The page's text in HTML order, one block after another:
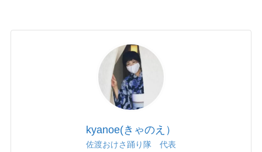
kyanoe(きゃのえ）
佐渡おけさ踊り隊 代表